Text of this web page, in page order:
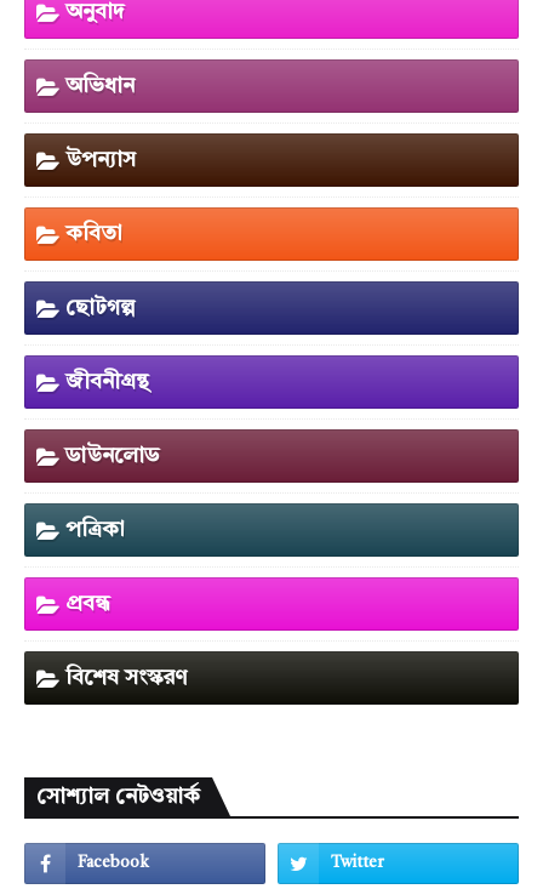
অনুবাদ
অভিধান
উপন্যাস
কবিতা
ছোটগল্প
জীবনীগ্রন্থ
ডাউনলোড
পত্রিকা
প্রবন্ধ
বিশেষ সংস্করণ
সোশ্যাল নেটওয়ার্ক